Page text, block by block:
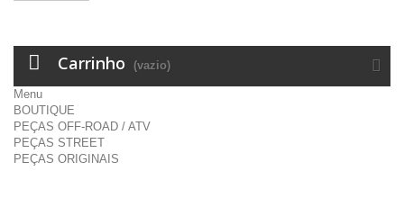
Carrinho (vazio)
Menu
BOUTIQUE
PEÇAS OFF-ROAD / ATV
PEÇAS STREET
PEÇAS ORIGINAIS